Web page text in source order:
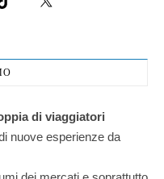
di viaggiatori
nuove esperienze da